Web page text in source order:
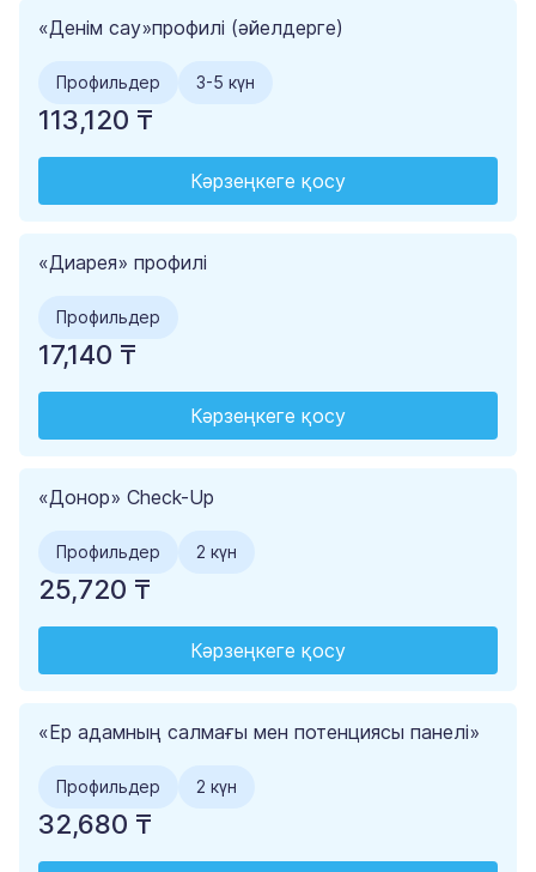
«Денім сау»профилі (әйелдерге)
Профильдер 3-5 күн
113,120 ₸
Кәрзеңкеге қосу
«Диарея» профилі
Профильдер
17,140 ₸
Кәрзеңкеге қосу
«Донор» Check-Up
Профильдер 2 күн
25,720 ₸
Кәрзеңкеге қосу
«Ер адамның салмағы мен потенциясы панелі»
Профильдер 2 күн
32,680 ₸